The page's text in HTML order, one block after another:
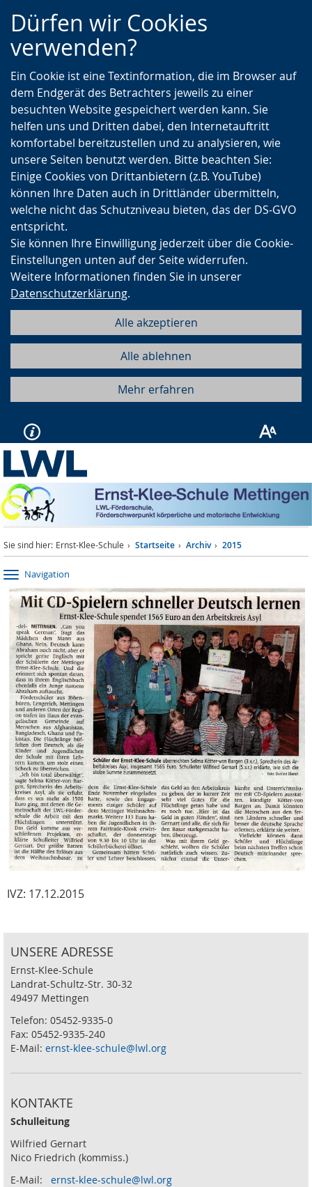
Zur
Hauptnavigation
Zur
Seitennavigation
Zum
Inhalt
Dürfen wir Cookies
verwenden?
Ein Cookie ist eine Textinformation, die im Browser auf
dem Endgerät des Betrachters jeweils zu einer
besuchten Website gespeichert werden kann. Sie
helfen uns und Dritten dabei, den Internetauftritt
komfortabel bereitzustellen und zu analysieren, wie
unsere Seiten benutzt werden. Bitte beachten Sie:
Einige Cookies von Drittanbietern (z.B. YouTube)
können Ihre Daten auch in Drittländer übermitteln,
welche nicht das Schutzniveau bieten, das der DS-GVO
entspricht.
Sie können Ihre Einwilligung jederzeit über die Cookie-
Einstellungen unten auf der Seite widerrufen.
Weitere Informationen finden Sie in unserer
Datenschutzerklärung.
Alle akzeptieren
Alle ablehnen
Mehr erfahren
Sie sind hier: Ernst-Klee-Schule Startseite Archiv 2015
Navigation
IVZ: 17.12.2015
UNSERE ADRESSE
Ernst-Klee-Schule
Landrat-Schultz-Str. 30-32
49497 Mettingen
Telefon: 05452-9335-0
Fax: 05452-9335-240
E-Mail: ernst-klee-schule@lwl.org
KONTAKTE
Schulleitung
Wilfried Gernart
Nico Friedrich (kommiss.)
E-Mail: ernst-klee-schule@lwl.org